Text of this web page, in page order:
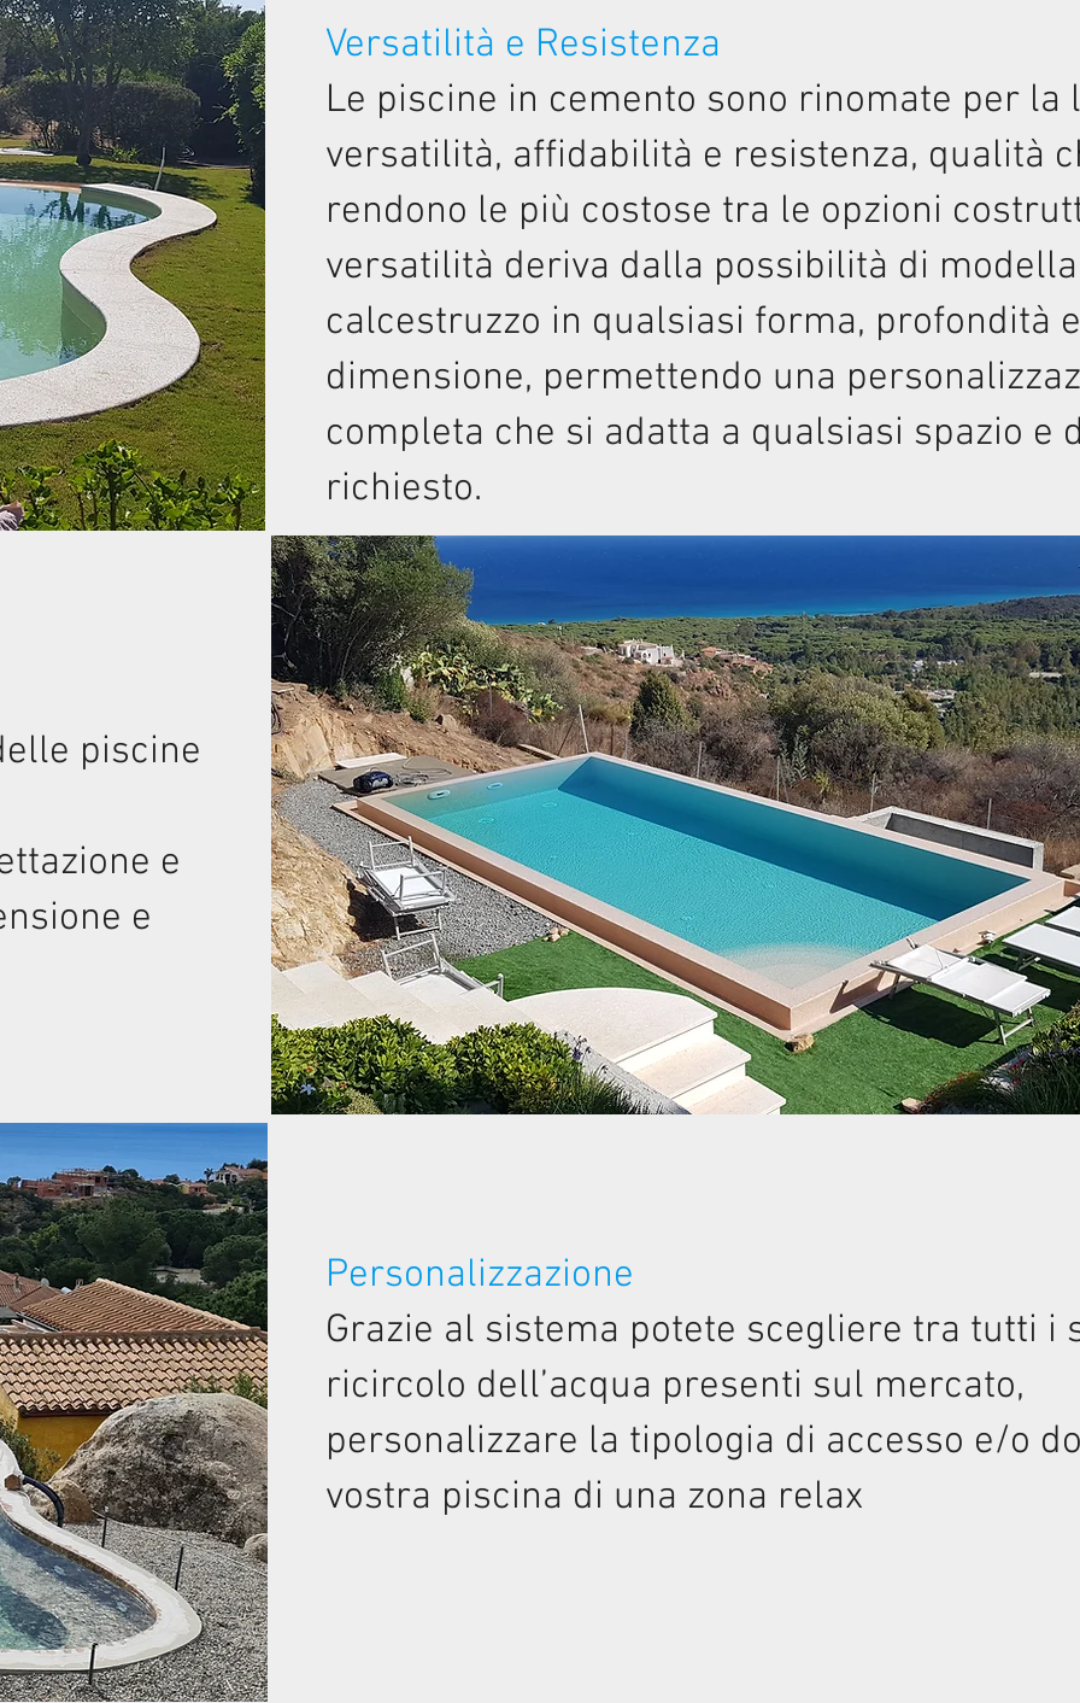
Versatilità e Resistenza
Le piscine in cemento sono rinomate per la
versatilità, affidabilità e resistenza, qualità
rendono le più costose tra le opzioni
versatilità deriva dalla possibilità di
calcestruzzo in qualsiasi forma, profondità e
dimensione, permettendo una
completa che si adatta a qualsiasi spazio e
richiesto.
piscine
e
e
Personalizzazione
Grazie al sistema potete scegliere tra tutti i
ricircolo dell’acqua presenti sul mercato,
personalizzare la tipologia di accesso e/o
vostra piscina di una zona relax